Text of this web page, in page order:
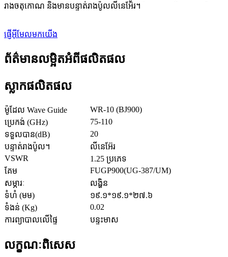
រាងចតុកោណ និងមានបន្ទាត់រាងប៉ូលលីនេអ៊ែរ។
ផ្ញើអ៊ីមែលមកយើង
ព័ត៌មានលម្អិតអំពីផលិតផល
ស្លាកផលិតផល
ម៉ូដែល Wave Guide
WR-10 (BJ900)
ប្រេកង់ (GHz)
75-110
ទទួលបាន(dB)
20
បន្ទាត់រាងប៉ូល។
លីនេអ៊ែរ
VSWR
1.25 ប្រភេទ
គែម
FUGP900(UG-387/UM)
សម្ភារៈ
លង្ហិន
ទំហំ (មម)
១៩.១*១៩.១*២៧.៦
ទំងន់ (Kg)
0.02
ការព្យាបាលលើផ្ទៃ
បន្ទះមាស
លក្ខណៈពិសេស